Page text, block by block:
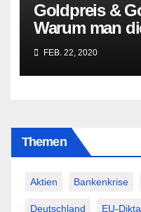
Goldpreis &
Warum man
besser Profis
FEB. 22, 2020
Themen
Aktien Bankenkrise
Deutschland EU-